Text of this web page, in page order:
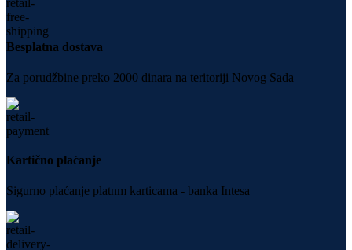
Besplatna dostava
Za porudžbine preko 2000 dinara na teritoriji Novog Sada
Kartično plaćanje
Sigurno plaćanje platnm karticama - banka Intesa